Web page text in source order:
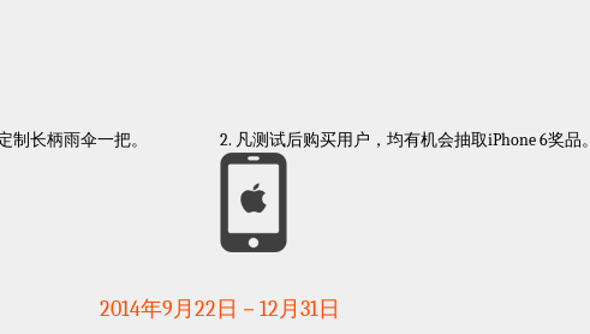
制长柄雨伞一把。 2. 凡测试后购买用户，均有机会抽取iPhone 6奖品。
2014年9月22日－12月31日